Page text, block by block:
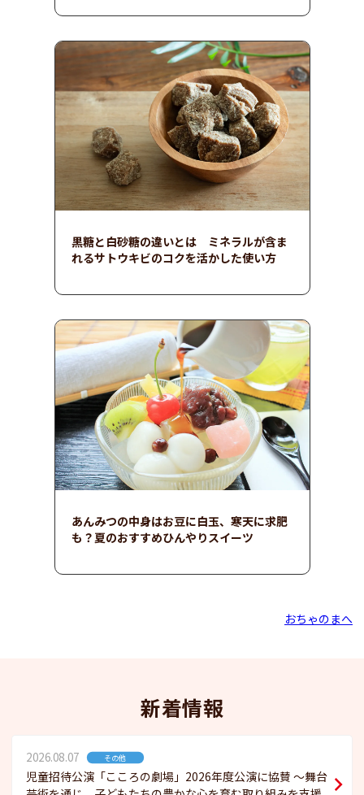
黒糖と白砂糖の違いとは ミネラルが含ま
れるサトウキビのコクを活かした使い方
あんみつの中身はお豆に白玉、寒天に求肥
も？夏のおすすめひんやりスイーツ
おちゃのまへ
新着情報
2026.08.07 その他
児童招待公演「こころの劇場」2026年度公演に協賛 ～舞台